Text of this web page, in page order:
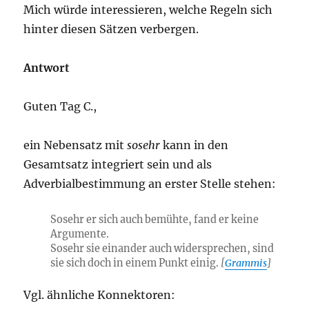
Mich würde interessieren, welche Regeln sich
hinter diesen Sätzen verbergen.
Antwort
Guten Tag C.,
ein Nebensatz mitsosehr kann in den
Gesamtsatz integriert sein und als
Adverbialbestimmung an erster Stelle stehen:
Sosehr er sich auch bemühte, fand er keine
Argumente.
Sosehr sie einander auch widersprechen, sind
sie sich doch in einem Punkt einig. [Grammis]
Vgl. ähnliche Konnektoren: